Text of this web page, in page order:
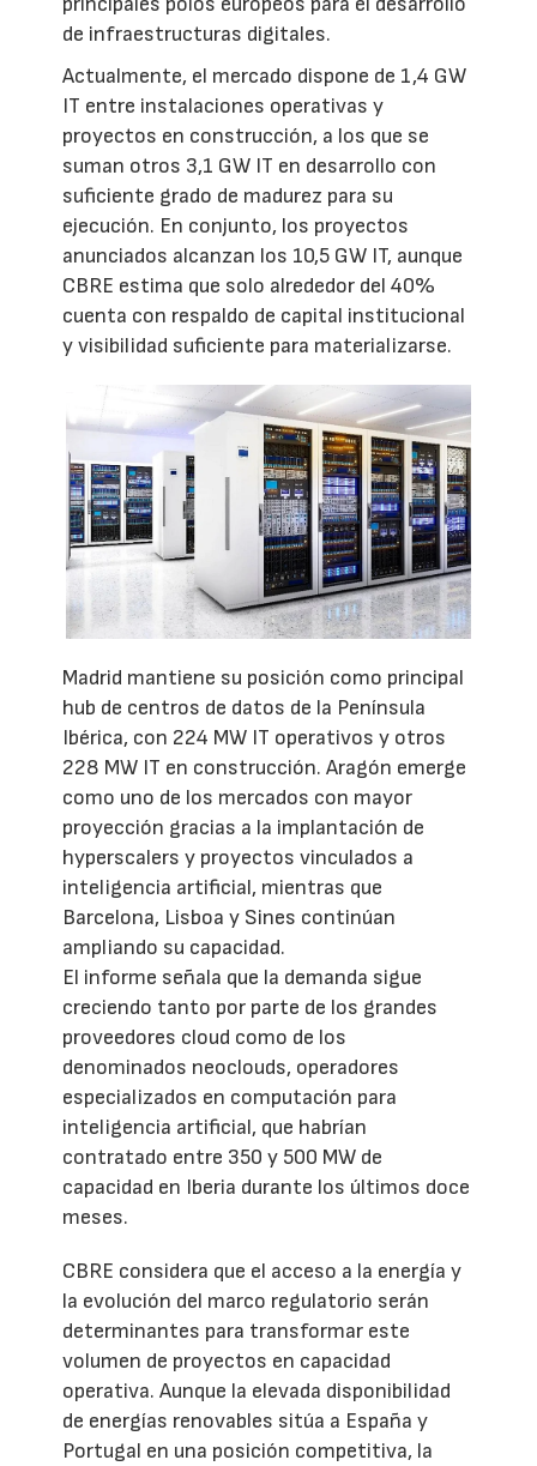
de infraestructuras digitales.
Actualmente, el mercado dispone de 1,4 GW
IT entre instalaciones operativas y
proyectos en construcción, a los que se
suman otros 3,1 GW IT en desarrollo con
suficiente grado de madurez para su
ejecución. En conjunto, los proyectos
anunciados alcanzan los 10,5 GW IT, aunque
CBRE estima que solo alrededor del 40%
cuenta con respaldo de capital institucional
y visibilidad suficiente para materializarse.
Madrid mantiene su posición como principal
hub de centros de datos de la Península
Ibérica, con 224 MW IT operativos y otros
228 MW IT en construcción. Aragón emerge
como uno de los mercados con mayor
proyección gracias a la implantación de
hyperscalers y proyectos vinculados a
inteligencia artificial, mientras que
Barcelona, Lisboa y Sines continúan
ampliando su capacidad.
El informe señala que la demanda sigue
creciendo tanto por parte de los grandes
proveedores cloud como de los
denominados neoclouds, operadores
especializados en computación para
inteligencia artificial, que habrían
contratado entre 350 y 500 MW de
capacidad en Iberia durante los últimos doce
meses.
CBRE considera que el acceso a la energía y
la evolución del marco regulatorio serán
determinantes para transformar este
volumen de proyectos en capacidad
operativa. Aunque la elevada disponibilidad
de energías renovables sitúa a España y
Portugal en una posición competitiva, la